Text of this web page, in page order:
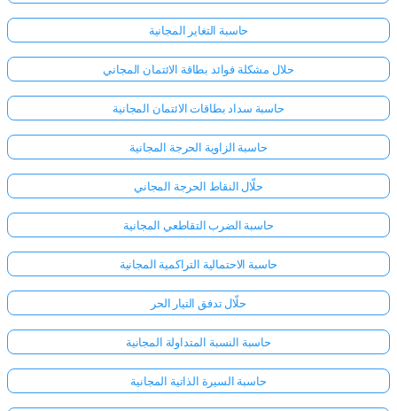
حاسبة التغاير المجانية
حلال مشكلة فوائد بطاقة الائتمان المجاني
حاسبة سداد بطاقات الائتمان المجانية
حاسبة الزاوية الحرجة المجانية
حلّال النقاط الحرجة المجاني
حاسبة الضرب التقاطعي المجانية
حاسبة الاحتمالية التراكمية المجانية
حلّال تدفق التيار الحر
حاسبة النسبة المتداولة المجانية
حاسبة السيرة الذاتية المجانية